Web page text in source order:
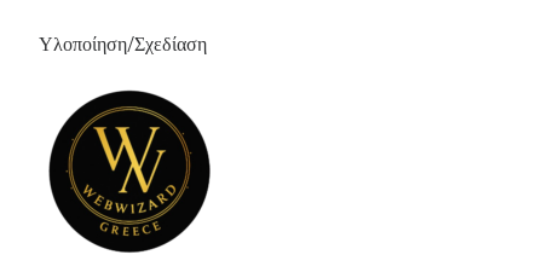
Υλοποίηση/Σχεδίαση